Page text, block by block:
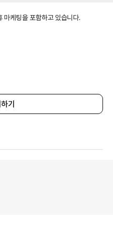
케팅을 포함하고 있습니다.
기